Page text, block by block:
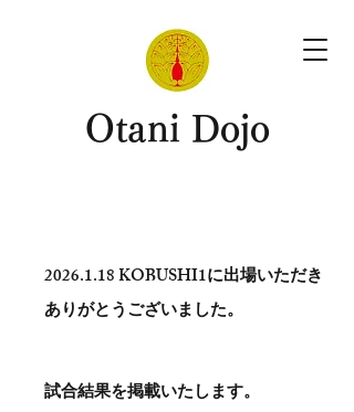
​Otani Dojo
2026.1.18KOBUSHI1に出場いただき
ありがとう​ございました。
試合結果を掲載いたします。